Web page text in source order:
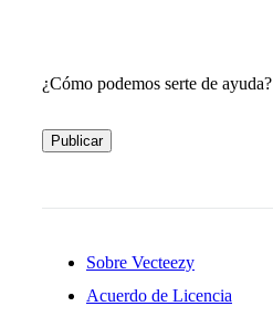
¿Cómo podemos serte de ayuda?
Publicar
Sobre Vecteezy
Acuerdo de Licencia